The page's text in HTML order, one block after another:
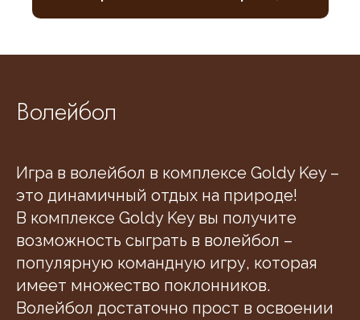
Волейбол
Игра в волейбол в комплексе Goldy Key –
это динамичный отдых на природе!
В комплексе Goldy Key вы получите
возможность сыграть в волейбол –
популярную командную игру, которая
имеет множество поклонников.
Волейбол достаточно прост в освоении